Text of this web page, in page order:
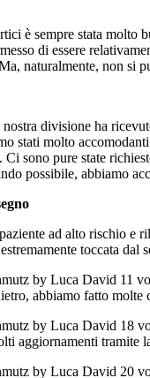
è sempre stata molto
di essere
naturalmente, non si
divisione ha
stati molto
Ci sono pure state
possibile, abbiamo
ad alto rischio e
toccata
abbiamo fatto molte
aggiornamenti tramite